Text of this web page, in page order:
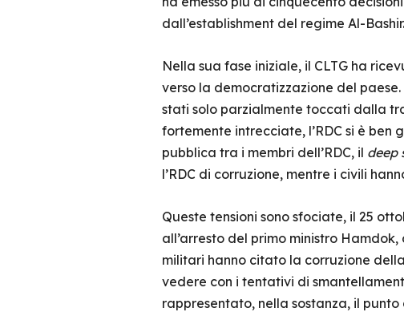
dall’establishment del regime Al-Bashir.
Nella sua fase iniziale, il CLTG ha
verso la democratizzazione del
stati solo parzialmente toccati dalla
fortemente intrecciate, l’RDC si è
pubblica tra i membri dell’RDC, il deep
l’RDC di corruzione, mentre i civili
Queste tensioni sono sfociate, il 25
all’arresto del primo ministro
militari hanno citato la corruzione
vedere con i tentativi di
rappresentato, nella sostanza, il